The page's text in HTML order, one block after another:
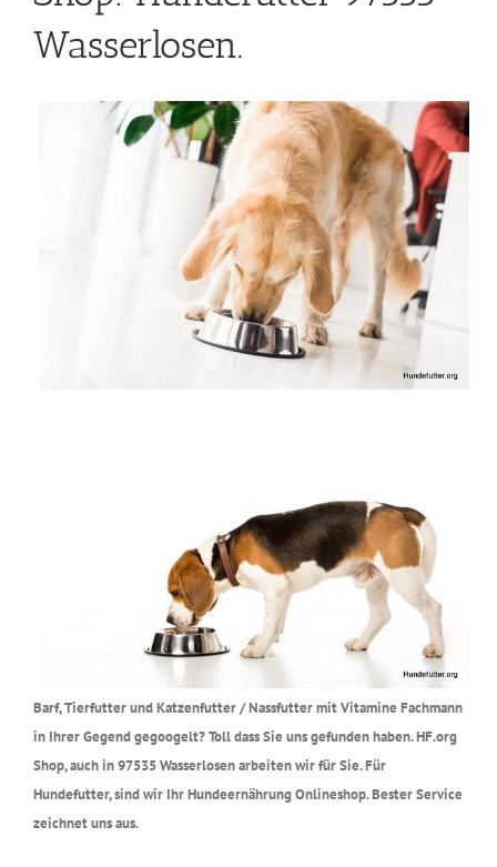
Wasserlosen.
Barf, Tierfutter und Katzenfutter / Nassfutter mit Vitamine Fachmann
in Ihrer Gegend gegoogelt? Toll dass Sie uns gefunden haben. HF.org
Shop, auch in 97535 Wasserlosen arbeiten wir für Sie. Für
Hundefutter, sind wir Ihr Hundeernährung Onlineshop. Bester Service
zeichnet uns aus.